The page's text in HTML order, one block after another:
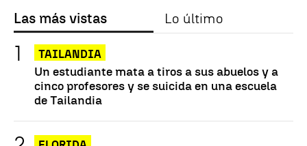
Las más vistas Lo último
TAILANDIA
Un estudiante mata a tiros a sus abuelos y a
cinco profesores y se suicida en una escuela
de Tailandia